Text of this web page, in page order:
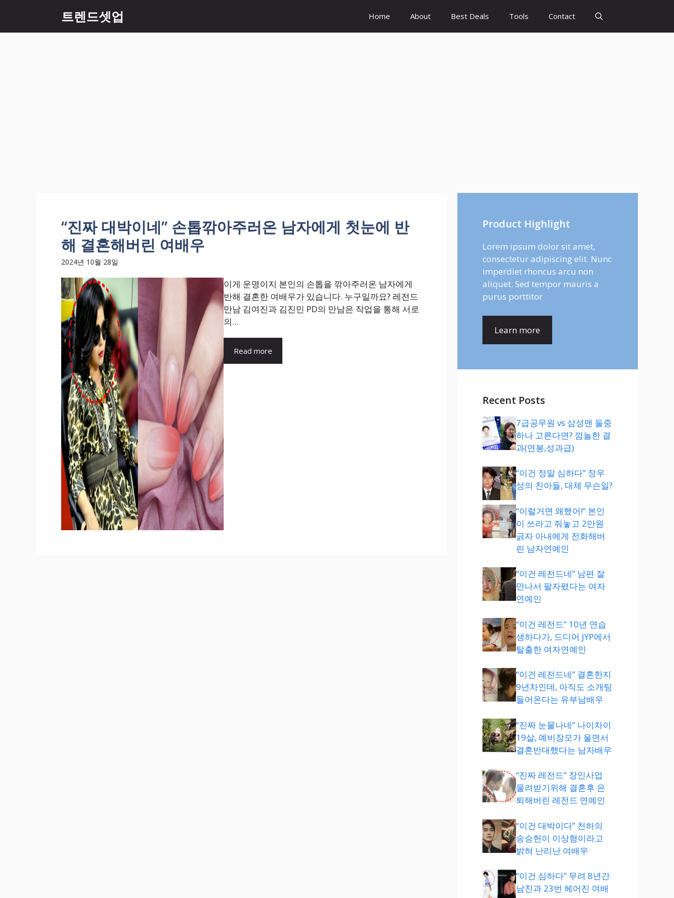
츠
트렌드셋업 Home About Best Deals Tools Contact
“진짜 대박이네” 손톱깎아주러온 남자에게 첫눈에 반
해 결혼해버린 여배우
2024년 10월 28일
이게 운명이지 본인의 손톱을 깎아주러온 남자에게
반해 결혼한 여배우가 있습니다. 누구일까요? 레전드
만남 김여진과 김진민 PD의 만남은 작업을 통해 서로
의...
Read more
Product Highlight
Lorem ipsum dolor sit amet,
consectetur adipiscing elit. Nunc
imperdiet rhoncus arcu non
aliquet. Sed tempor mauris a
purus porttitor
Learn more
Recent Posts
7급공무원 vs 삼성맨 둘중
하나 고른다면? 깜놀한 결
과(연봉,성과급)
“이건 정말 심하다” 정우
성의 친아들, 대체 무슨일?
“이럴거면 왜했어!” 본인
이 쓰라고 줘놓고 2만원
긁자 아내에게 전화해버
린 남자연예인
“이건 레전드네” 남편 잘
만나서 팔자폈다는 여자
연예인
“이건 레전드” 10년 연습
생하다가, 드디어 JYP에서
탈출한 여자연예인
“이건 레전드네” 결혼한지
9년차인데, 아직도 소개팅
들어온다는 유부남배우
“진짜 눈물나네” 나이차이
19살, 예비장모가 울면서
결혼반대했다는 남자배우
“진짜 레전드” 장인사업
물려받기위해 결혼후 은
퇴해버린 레전드 연예인
“이건 대박이다” 천하의
송승헌이 이상형이라고
밝혀 난리난 여배우
“이건 심하다” 무려 8년간
남친과 23번 헤어진 여배